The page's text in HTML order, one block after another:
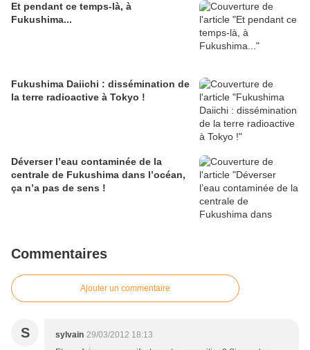
Et pendant ce temps-là, à
Fukushima...
Fukushima Daiichi : dissémination de
la terre radioactive à Tokyo !
Déverser l’eau contaminée de la
centrale de Fukushima dans l’océan,
ça n’a pas de sens !
Commentaires
Ajouter un commentaire
S sylvain 29/03/2012 18:13